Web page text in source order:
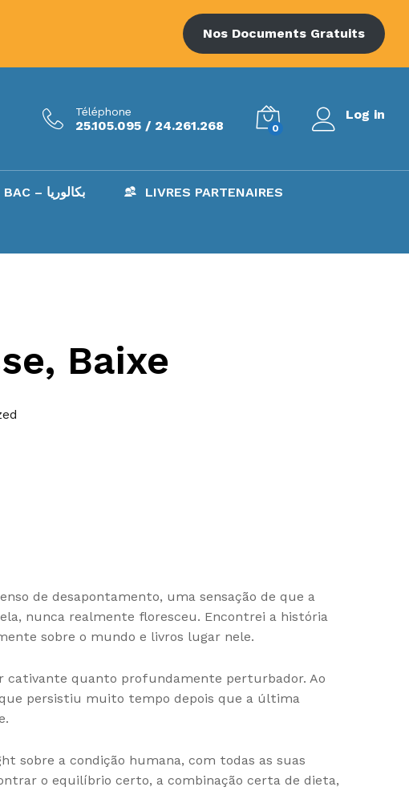
Nos Documents Gratuits
Téléphone
25.105.095 / 24.261.268 0
Log in
BAC – بكالوريا LIVRES PARTENAIRES
Baixe
de desapontamento, uma sensação de que a
nunca realmente floresceu. Encontrei a história
sobre o mundo e livros lugar nele.
cativante quanto profundamente perturbador. Ao
persistiu muito tempo depois que a última
sobre a condição humana, com todas as suas
o equilíbrio certo, a combinação certa de dieta,